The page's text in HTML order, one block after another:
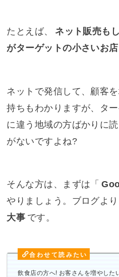
たとえば、
ネット販売も
がターゲットの小さいお店
ネットで発信して、顧客
持ちもわかりますが、タ
に違う地域の方ばかりに
がないですよね?
そんな方は、まずは「
やりましょう。ブログよ
大事 です。
飲食店の方へ! お客さんを増やした